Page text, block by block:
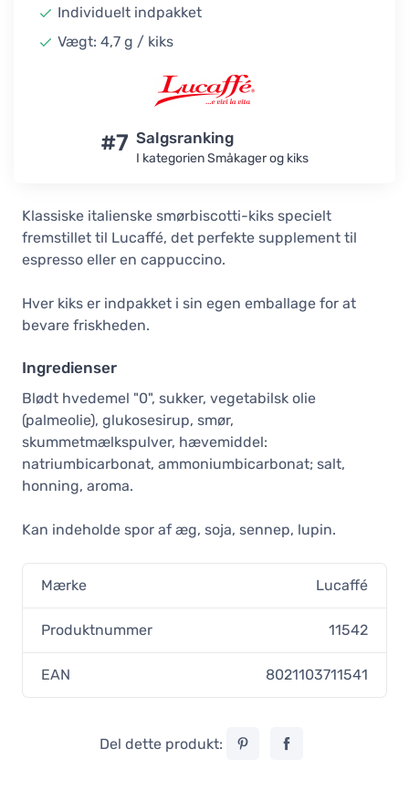
Individuelt indpakket
Vægt: 4,7 g / kiks
#7 Salgsranking
I kategorien Småkager og kiks
Klassiske italienske smørbiscotti-kiks specielt
fremstillet til Lucaffé, det perfekte supplement til
espresso eller en cappuccino.
Hver kiks er indpakket i sin egen emballage for at
bevare friskheden.
Ingredienser
Blødt hvedemel "0", sukker, vegetabilsk olie
(palmeolie), glukosesirup, smør,
skummetmælkspulver, hævemiddel:
natriumbicarbonat, ammoniumbicarbonat; salt,
honning, aroma.
Kan indeholde spor af æg, soja, sennep, lupin.
Mærke Lucaffé
Produktnummer 11542
EAN 8021103711541
Del dette produkt: